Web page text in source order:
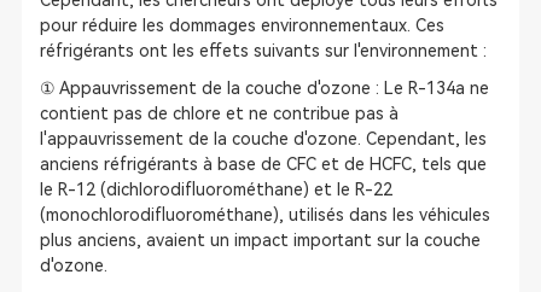
pour réduire les dommages environnementaux. Ces
réfrigérants ont les effets suivants sur l'environnement :
① Appauvrissement de la couche d'ozone : Le R-134a ne
contient pas de chlore et ne contribue pas à
l'appauvrissement de la couche d'ozone. Cependant, les
anciens réfrigérants à base de CFC et de HCFC, tels que
le R-12 (dichlorodifluorométhane) et le R-22
(monochlorodifluorométhane), utilisés dans les véhicules
plus anciens, avaient un impact important sur la couche
d'ozone.